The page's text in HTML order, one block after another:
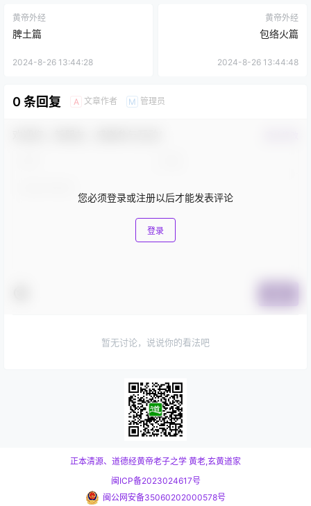
黄帝外经
脾土篇
2024-8-26 13:44:28
黄帝外经
包络火篇
2024-8-26 13:44:48
0 条回复 A 文章作者 M 管理员
您必须登录或注册以后才能发表评论
登录
暂无讨论，说说你的看法吧
正本清源、道德经黄帝老子之学 黄老,玄黄道家
闽ICP备2023024617号
闽公网安备35060202000578号